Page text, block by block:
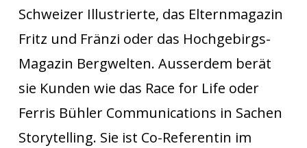
Schweizer Illustrierte, das Elternmagazin
Fritz und Fränzi oder das Hochgebirgs-
Magazin Bergwelten. Ausserdem berät
sie Kunden wie das Race for Life oder
Ferris Bühler Communications in Sachen
Storytelling. Sie ist Co-Referentin im